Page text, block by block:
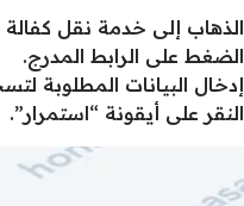
الذهاب إلى خدمة نقل
الضغط على الرابط المدرج.
إدخال البيانات المطلوبة
النقر على أيقونة “استمرار”.